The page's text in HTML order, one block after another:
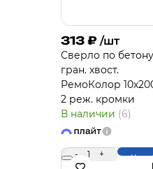
313 ₽ /шт
Сверло по
гран. хвост.
РемоКолор
2 реж. кромки
В наличии (6)
- 1 +